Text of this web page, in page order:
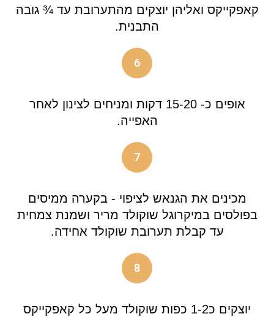
קאפקייקס ואליהן יוצקים מהתערובת עד ¾ גובה
התבנית.
6
אופים כ- 15-20 דקות ומניחים לצינון לאחר
האפייה.
7
מכינים את הגנאש לציפוי - בקערה ממיסים
בפולסים במיקרוגל שוקולד מריר ושמנת צמחית
עד קבלת תערובת שוקולד אחידה.
8
יוצקים כ1-2 כפות שוקולד מעל כל קאפקייקס